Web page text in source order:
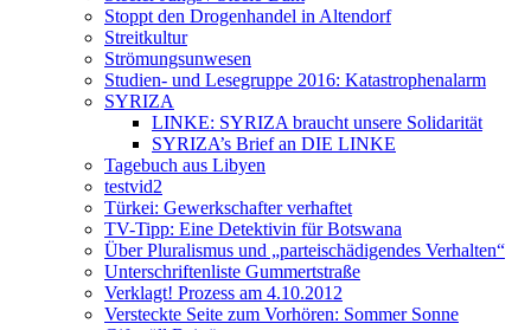
Stoppt den Drogenhandel in Altendorf
Streitkultur
Strömungsunwesen
Studien- und Lesegruppe 2016: Katastrophenalarm
SYRIZA
LINKE: SYRIZA braucht unsere Solidarität
SYRIZA’s Brief an DIE LINKE
Tagebuch aus Libyen
testvid2
Türkei: Gewerkschafter verhaftet
TV-Tipp: Eine Detektivin für Botswana
Über Pluralismus und „parteischädigendes Verhalten“
Unterschriftenliste Gummertstraße
Verklagt! Prozess am 4.10.2012
Versteckte Seite zum Vorhören: Sommer Sonne